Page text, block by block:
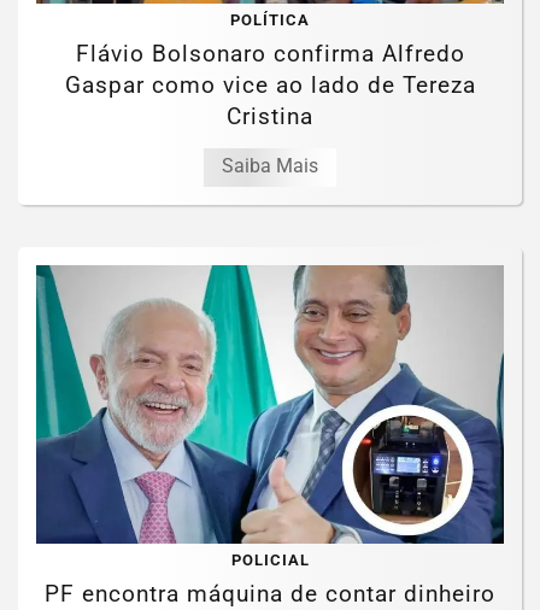
POLÍTICA
Flávio Bolsonaro confirma Alfredo
Gaspar como vice ao lado de Tereza
Cristina
Saiba Mais
POLICIAL
PF encontra máquina de contar dinheiro